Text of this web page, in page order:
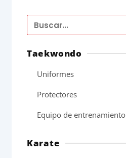
Search
Taekwondo
Uniformes
Protectores
Equipo de entrenamiento
Karate